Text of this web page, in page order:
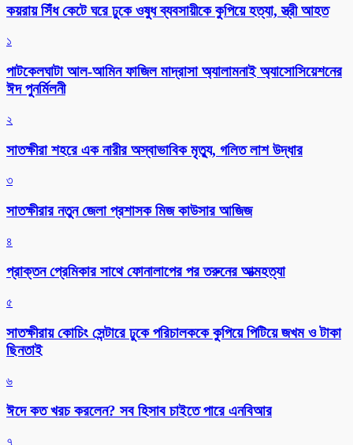
কয়রায় সিঁধ কেটে ঘরে ঢুকে ওষুধ ব্যবসায়ীকে কুপিয়ে হত্যা, স্ত্রী আহত
১
পাটকেলঘাটা আল-আমিন ফাজিল মাদ্রাসা অ্যালামনাই অ্যাসোসিয়েশনের
ঈদ পুনর্মিলনী
২
সাতক্ষীরা শহরে এক নারীর অস্বাভাবিক মৃত্যু, গলিত লাশ উদ্ধার
৩
সাতক্ষীরার নতুন জেলা প্রশাসক মিজ কাউসার আজিজ
৪
প্রাক্তন প্রেমিকার সাথে ফোনালাপের পর তরুনের আত্মহত্যা
৫
সাতক্ষীরায় কোচিং সেন্টারে ঢুকে পরিচালককে কুপিয়ে পিটিয়ে জখম ও টাকা
ছিনতাই
৬
ঈদে কত খরচ করলেন? সব হিসাব চাইতে পারে এনবিআর
৭